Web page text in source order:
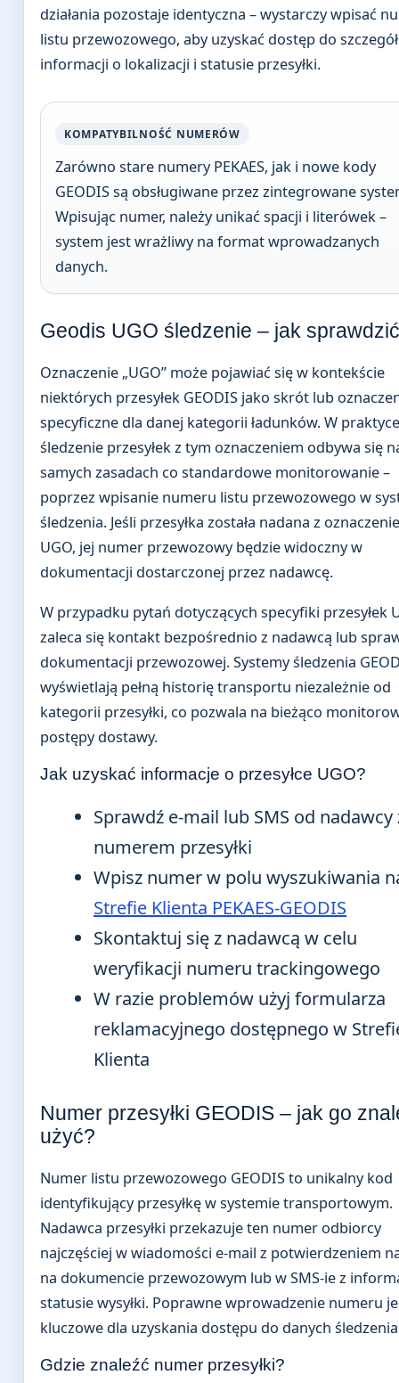
działania pozostaje identyczna – wystarczy wpisać
listu przewozowego, aby uzyskać dostęp do
informacji o lokalizacji i statusie przesyłki.
KOMPATYBILNOŚĆ NUMERÓW
Zarówno stare numery PEKAES, jak i nowe kody
GEODIS są obsługiwane przez zintegrowane
Wpisując numer, należy unikać spacji i literówek –
system jest wrażliwy na format wprowadzanych
danych.
Geodis UGO śledzenie – jak
Oznaczenie „UGO” może pojawiać się w kontekście
niektórych przesyłek GEODIS jako skrót lub
specyficzne dla danej kategorii ładunków. W praktyce
śledzenie przesyłek z tym oznaczeniem odbywa się
samych zasadach co standardowe monitorowanie –
poprzez wpisanie numeru listu przewozowego w
śledzenia. Jeśli przesyłka została nadana z
UGO, jej numer przewozowy będzie widoczny w
dokumentacji dostarczonej przez nadawcę.
W przypadku pytań dotyczących specyfiki przesyłek
zaleca się kontakt bezpośrednio z nadawcą lub
dokumentacji przewozowej. Systemy śledzenia
wyświetlają pełną historię transportu niezależnie od
kategorii przesyłki, co pozwala na bieżąco
postępy dostawy.
Jak uzyskać informacje o przesyłce UGO?
Sprawdź e-mail lub SMS od nadawcy
numerem przesyłki
Wpisz numer w polu wyszukiwania
Strefie Klienta PEKAES-GEODIS
Skontaktuj się z nadawcą w celu
weryfikacji numeru trackingowego
W razie problemów użyj formularza
reklamacyjnego dostępnego w
Klienta
Numer przesyłki GEODIS – jak go
użyć?
Numer listu przewozowego GEODIS to unikalny kod
identyfikujący przesyłkę w systemie transportowym.
Nadawca przesyłki przekazuje ten numer odbiorcy
najczęściej w wiadomości e-mail z potwierdzeniem
na dokumencie przewozowym lub w SMS-ie z
statusie wysyłki. Poprawne wprowadzenie numeru
kluczowe dla uzyskania dostępu do danych
Gdzie znaleźć numer przesyłki?